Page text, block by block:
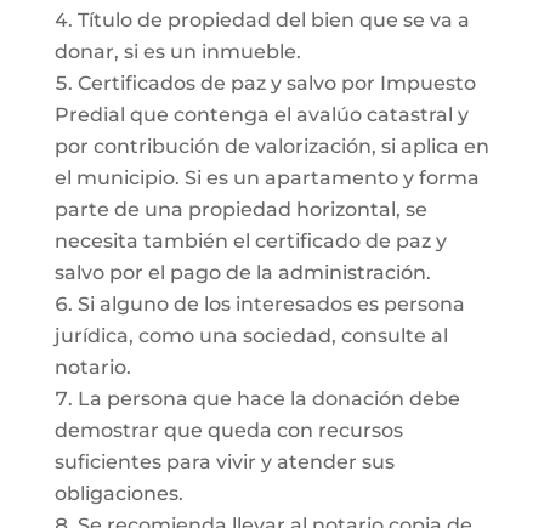
Título de propiedad del bien que se va a
donar, si es un inmueble.
Certificados de paz y salvo por Impuesto
Predial que contenga el avalúo catastral y
por contribución de valorización, si aplica en
el municipio. Si es un apartamento y forma
parte de una propiedad horizontal, se
necesita también el certificado de paz y
salvo por el pago de la administración.
Si alguno de los interesados es persona
jurídica, como una sociedad, consulte al
notario.
La persona que hace la donación debe
demostrar que queda con recursos
suficientes para vivir y atender sus
obligaciones.